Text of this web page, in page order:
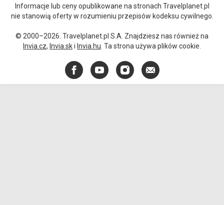
Informacje lub ceny opublikowane na stronach Travelplanet.pl
nie stanowią oferty w rozumieniu przepisów kodeksu cywilnego.
© 2000–2026. Travelplanet.pl S.A. Znajdziesz nas również na
Invia.cz, Invia.ski Invia.hu . Ta strona używa plików cookie.
FacebookYouTubeInstagram
E-
mail